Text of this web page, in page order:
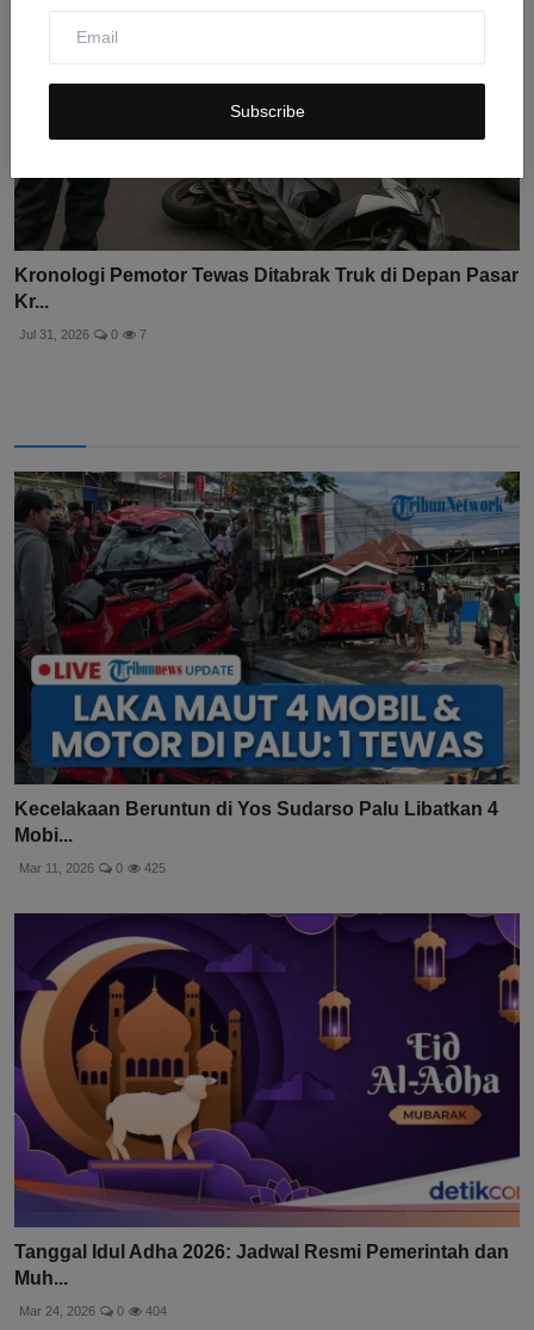
Subscribe
Kronologi Pemotor Tewas Ditabrak Truk di Depan Pasar
Kr...
Jul 31, 2026 0 7
Kecelakaan Beruntun di Yos Sudarso Palu Libatkan 4
Mobi...
Mar 11, 2026 0 425
Tanggal Idul Adha 2026: Jadwal Resmi Pemerintah dan
Muh...
Mar 24, 2026 0 404